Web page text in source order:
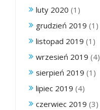
luty 2020 (1)
grudzień 2019 (1)
listopad 2019 (1)
wrzesień 2019 (4)
sierpień 2019 (1)
lipiec 2019 (4)
czerwiec 2019 (3)